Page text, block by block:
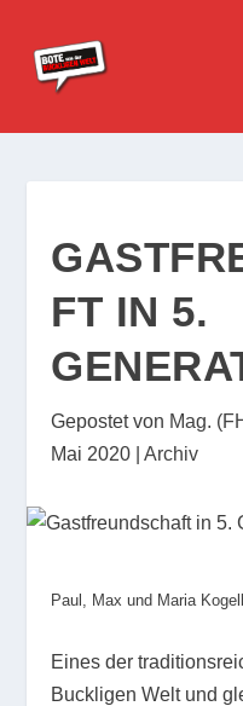
FT IN 5.
Gepostet von Mag.
Mai 2020 |Archiv
Paul, Max und Maria
Eines der
Buckligen Welt und